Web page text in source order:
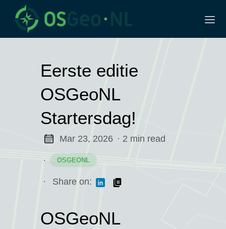
Eerste editie
OSGeoNL
Startersdag!
Mar 23, 2026 · 2 min read
· OSGEONL
· Share on:
OSGeoNL